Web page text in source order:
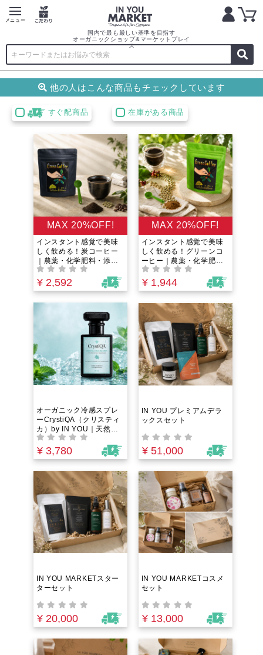
国内で最も厳しい基準を目指す
オーガニックショップ&マーケットプレイ
ス
他の人はこんな商品もチェック しています
すぐ配商品 在庫がある商品
MAX 20%OFF!
インスタント感覚で美味
しく飲める！炭コーヒー
｜農薬・化学肥料・添加
物不使用！栄養たっぷり
グリーンコーヒーと日本
三大備長炭の一つである
¥ 2,592
MAX 20%OFF!
インスタント感覚で美味
しく飲める！グリーンコ
ーヒー｜農薬・化学肥
料・添加物不使用！グリ
ーンコーヒーの栄養成分
とチアパス産アラビカ種
ンスで配合！市販のコー
ヒーよりも栄養素が豊
富！健康と若々しさを保
つファイトケミカルやク
ロロゲン酸という栄養素
がたっぷり
¥ 1,944
オーガニック冷感スプレ
ーCrystiQA（クリスティ
カ）by IN YOU｜天然ク
ーリングミスト・100%植
物由来で夏バテ対策！オ
ーガニックミントたっぷ
¥ 3,780
IN YOU プレミアムデラ
ックスセット
¥ 51,000
IN YOU MARKETスター
ターセット
¥ 20,000
IN YOU MARKETコスメ
セット
¥ 13,000